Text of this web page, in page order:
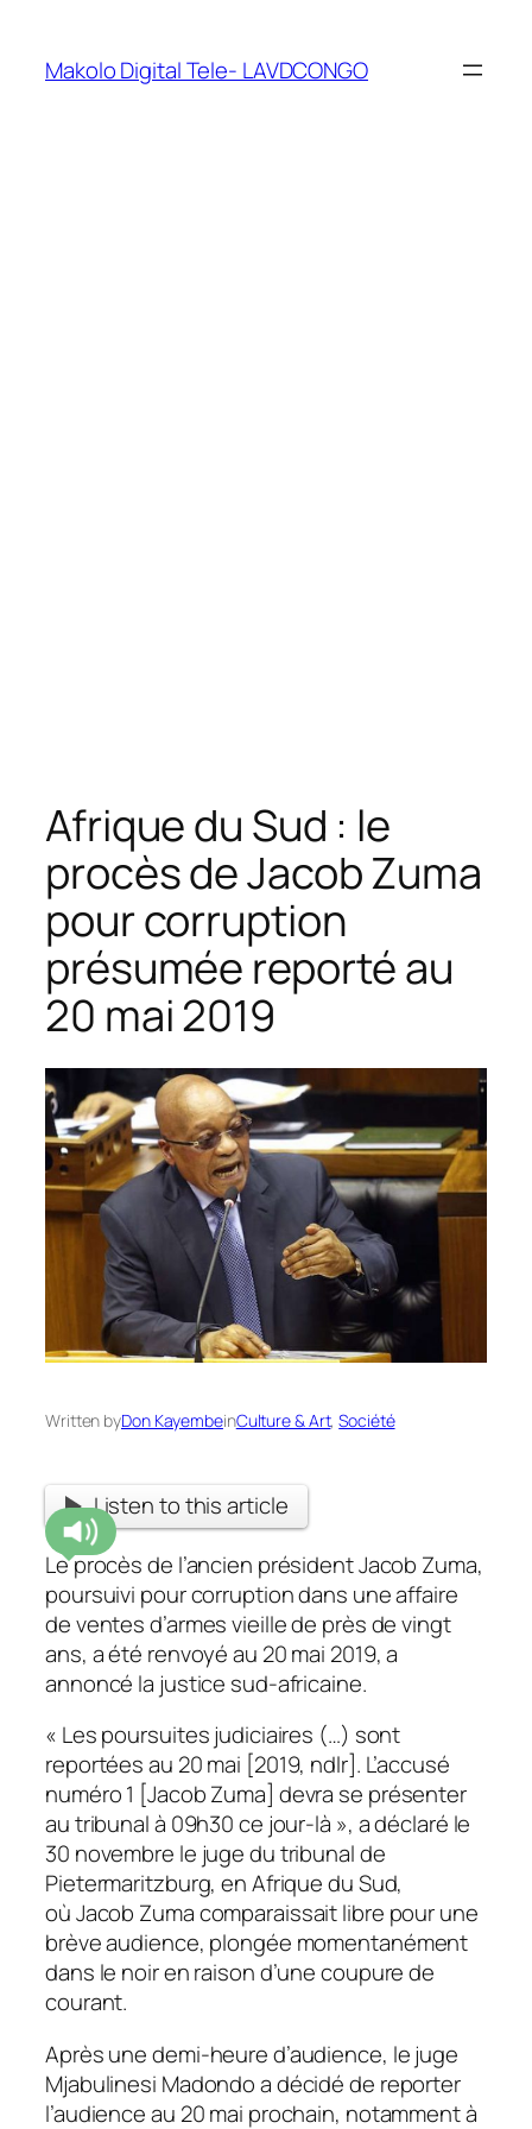
Makolo Digital Tele- LAVDCONGO
Afrique du Sud : le
procès de Jacob Zuma
pour corruption
présumée reporté au
20 mai 2019
Written byDon KayembeinCulture & Art, Société
Listen to this article
Le procès de l’ancien président Jacob Zuma,
poursuivi pour corruption dans une affaire
de ventes d’armes vieille de près de vingt
ans, a été renvoyé au 20 mai 2019, a
annoncé la justice sud-africaine.
« Les poursuites judiciaires (…) sont
reportées au 20 mai [2019, ndlr]. L’accusé
numéro 1 [Jacob Zuma] devra se présenter
au tribunal à 09h30 ce jour-là », a déclaré le
30 novembre le juge du tribunal de
Pietermaritzburg, en Afrique du Sud,
où Jacob Zuma comparaissait libre pour une
brève audience, plongée momentanément
dans le noir en raison d’une coupure de
courant.
Après une demi-heure d’audience, le juge
Mjabulinesi Madondo a décidé de reporter
l’audience au 20 mai prochain, notamment à